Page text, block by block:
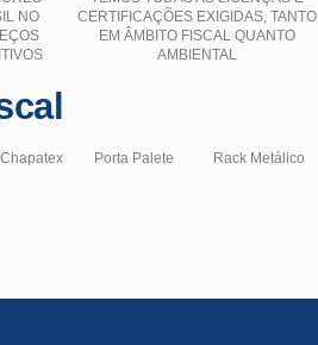
NO
CERTIFICAÇÕES EXIGIDAS, TANTO
EM ÂMBITO FISCAL QUANTO
AMBIENTAL
Porta Palete Rack Metálico